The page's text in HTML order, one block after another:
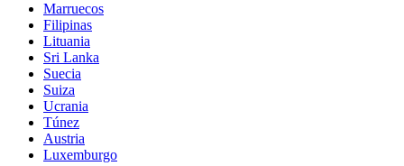
Marruecos
Filipinas
Lituania
Sri Lanka
Suecia
Suiza
Ucrania
Túnez
Austria
Luxemburgo